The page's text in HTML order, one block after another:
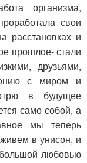
организма,
свои
расстановках и
прошлое- стали
друзьями,
с миром и
в будущее
само собой, а
мы теперь
в унисон, и
любовью